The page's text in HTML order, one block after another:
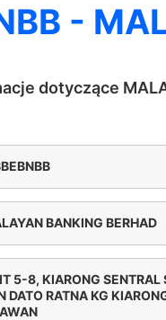
-
dotyczące
BANKING BERHAD
5-8, KIARONG SENTRAL
DATO RATNA KG